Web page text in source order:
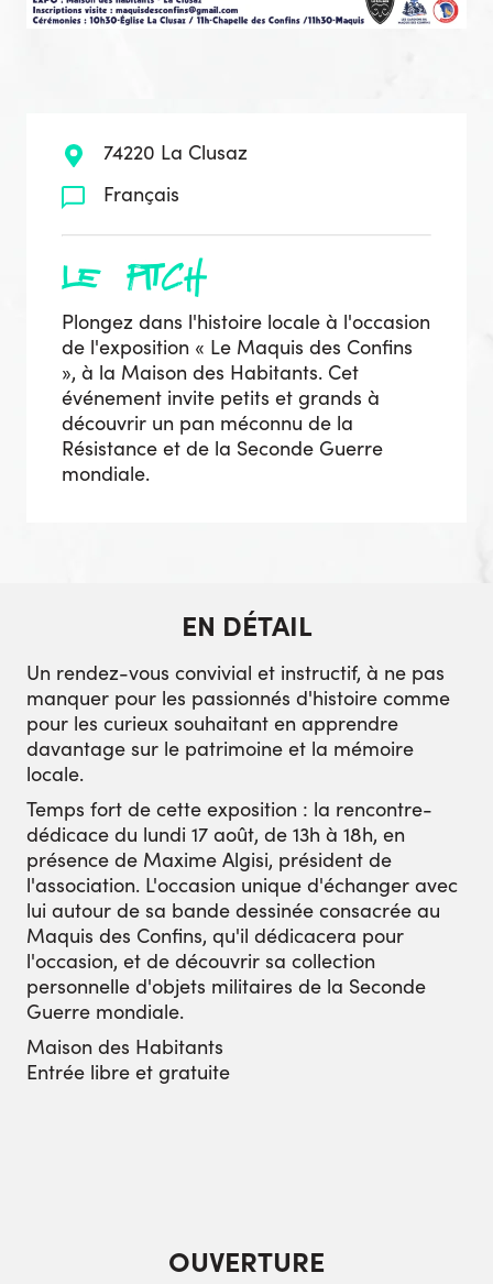
74220 La Clusaz
Français
le pitch
Plongez dans l'histoire locale à l'occasion
de l'exposition « Le Maquis des Confins
», à la Maison des Habitants. Cet
événement invite petits et grands à
découvrir un pan méconnu de la
Résistance et de la Seconde Guerre
mondiale.
EN DÉTAIL
Un rendez-vous convivial et instructif, à ne pas
manquer pour les passionnés d'histoire comme
pour les curieux souhaitant en apprendre
davantage sur le patrimoine et la mémoire
locale.
Temps fort de cette exposition : la rencontre-
dédicace du lundi 17 août, de 13h à 18h, en
présence de Maxime Algisi, président de
l'association. L'occasion unique d'échanger avec
lui autour de sa bande dessinée consacrée au
Maquis des Confins, qu'il dédicacera pour
l'occasion, et de découvrir sa collection
personnelle d'objets militaires de la Seconde
Guerre mondiale.
Maison des Habitants
Entrée libre et gratuite
OUVERTURE